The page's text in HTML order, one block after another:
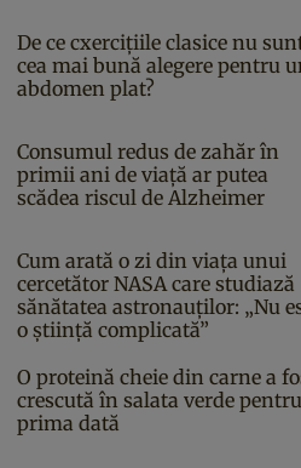
De ce cxercițiile clasice nu
cea mai bună alegere pentru
abdomen plat?
Consumul redus de zahăr în
primii ani de viață ar putea
scădea riscul de Alzheimer
Cum arată o zi din viața unui
cercetător NASA care studiază
sănătatea astronauților: „Nu
o știință complicată”
O proteină cheie din carne a
crescută în salata verde pentru
prima dată